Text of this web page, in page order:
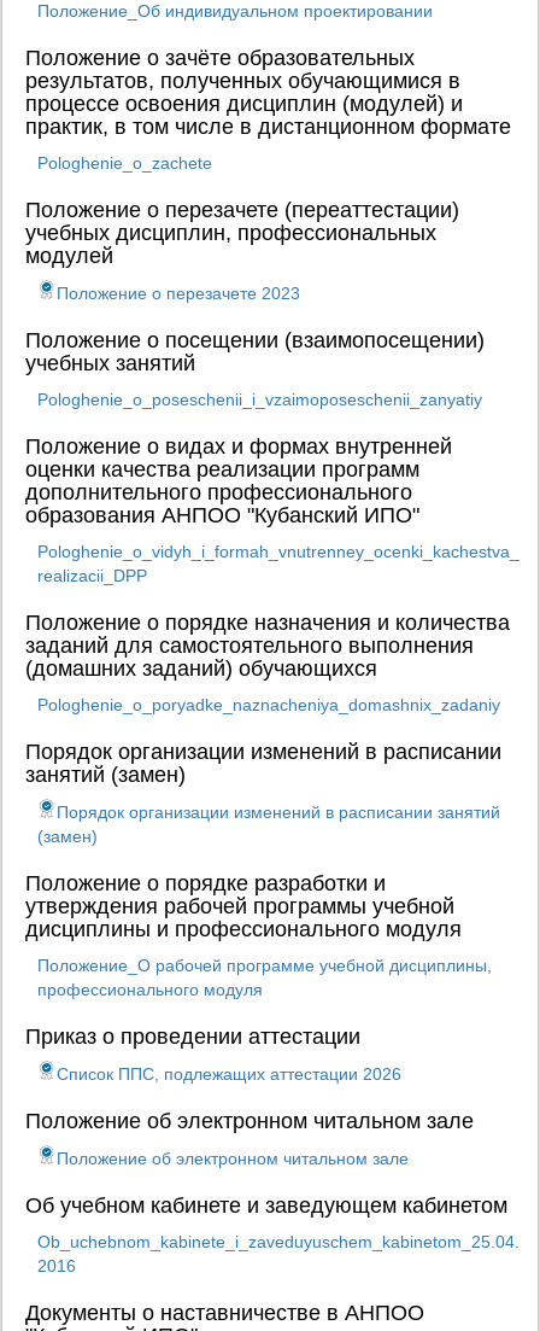
Положение_Об индивидуальном проектировании
Положение о зачёте образовательных
результатов, полученных обучающимися в
процессе освоения дисциплин (модулей) и
практик, в том числе в дистанционном формате
Pologhenie_o_zachete
Положение о перезачете (переаттестации)
учебных дисциплин, профессиональных
модулей
Положение о перезачете 2023
Положение о посещении (взаимопосещении)
учебных занятий
Pologhenie_o_poseschenii_i_vzaimoposeschenii_zanyatiy
Положение о видах и формах внутренней
оценки качества реализации программ
дополнительного профессионального
образования АНПОО "Кубанский ИПО"
Pologhenie_o_vidyh_i_formah_vnutrenney_ocenki_kachestva_
realizacii_DPP
Положение о порядке назначения и количества
заданий для самостоятельного выполнения
(домашних заданий) обучающихся
Pologhenie_o_poryadke_naznacheniya_domashnix_zadaniy
Порядок организации изменений в расписании
занятий (замен)
Порядок организации изменений в расписании занятий
(замен)
Положение о порядке разработки и
утверждения рабочей программы учебной
дисциплины и профессионального модуля
Положение_О рабочей программе учебной дисциплины,
профессионального модуля
Приказ о проведении аттестации
Список ППС, подлежащих аттестации 2026
Положение об электронном читальном зале
Положение об электронном читальном зале
Об учебном кабинете и заведующем кабинетом
Ob_uchebnom_kabinete_i_zaveduyuschem_kabinetom_25.04.
2016
Документы о наставничестве в АНПОО